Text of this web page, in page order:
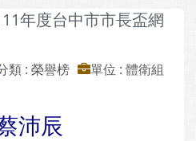
年度台中市市長盃網
類 : 榮譽榜
單位 : 體衛組
沛辰